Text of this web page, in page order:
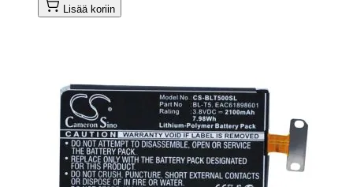
Lisää koriin